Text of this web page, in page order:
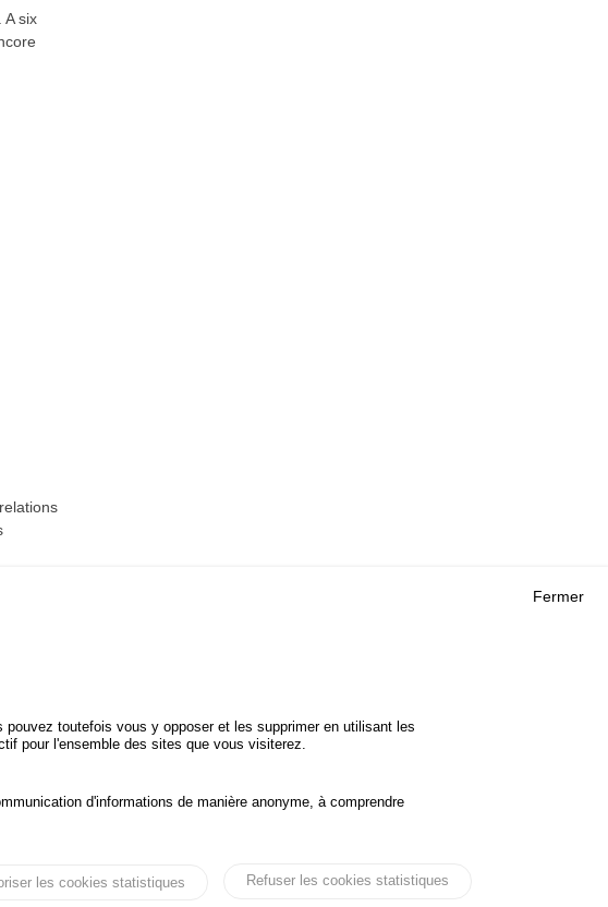
A six
POLITIQUE DE SÉCURITÉ
ROUTIÈRE
Fermer
toutefois vous y opposer et les supprimer en utilisant les
pour l'ensemble des sites que vous visiterez.
d'informations de manière anonyme, à comprendre
les cookies statistiques Refuser les cookies statistiques